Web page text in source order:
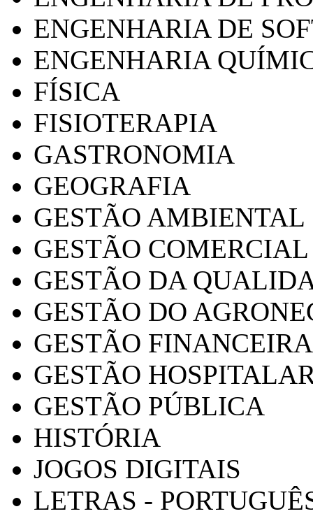
ENGENHARIA DE
ENGENHARIA
FÍSICA
FISIOTERAPIA
GASTRONOMIA
GEOGRAFIA
GESTÃO AMBIENTAL
GESTÃO COMERCIAL
GESTÃO DA
GESTÃO DO
GESTÃO FINANCEIRA
GESTÃO
GESTÃO PÚBLICA
HISTÓRIA
JOGOS DIGITAIS
LETRAS -